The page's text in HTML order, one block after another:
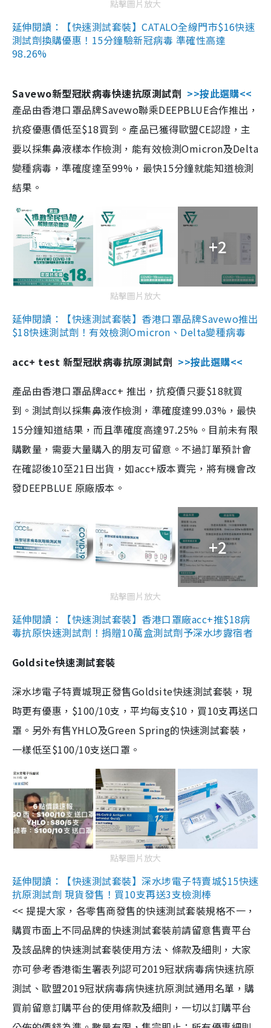
點擊圖片放大
延伸閱讀：【快速測試套裝】CATALO全線門市$16快速
測試劑換購優惠！15分鐘驗新冠病毒 準確性高達
98.26%
Savewo新型冠狀病毒快速抗原測試劑 >>按此選購<<
產品由香港口罩品牌Savewo聯乘DEEPBLUE合作推出，
抗疫優惠價低至$18買到。產品已獲得歐盟CE認證，主
要以採集鼻液樣本作檢測，能有效檢測Omicron及Delta
變種病毒，準確度達至99%，最快15分鐘就能知道檢測
結果。
+2
點擊圖片放大
延伸閱讀：【快速測試套裝】香港口罩品牌Savewo推出
$18快速測試劑！有效檢測Omicron、Delta變種病毒
acc+ test 新型冠狀病毒抗原測試劑 >>按此選購<<
產品由香港口罩品牌acc+ 推出，抗疫價只要$18就買
到。測試劑以採集鼻液作檢測，準確度達99.03%，最快
15分鐘知道結果，而且準確度高達97.25%。目前未有限
購數量，需要大量購入的朋友可留意。不過訂單預計會
在確認後10至21日出貨，如acc+版本賣完，將有機會改
發DEEPBLUE 原廠版本。
+2
點擊圖片放大
延伸閱讀：【快速測試套裝】香港口罩廠acc+推$18病
毒抗原快速測試劑！捐贈10萬盒測試劑予深水埗露宿者
Goldsite快速測試套裝
深水埗電子特賣城現正發售Goldsite快速測試套裝，現
時更有優惠，$100/10支，平均每支$10，買10支再送口
罩。另外有售YHLO及Green Spring的快速測試套裝，
一樣低至$100/10支送口罩。
點擊圖片放大
延伸閱讀：【快速測試套裝】深水埗電子特賣城$15快速
抗原測試劑 現貨發售！買10支再送3支檢測棒
<< 提提大家，各零售商發售的快速測試套裝規格不一，
購買市面上不同品牌的快速測試套裝前請留意售賣平台
及該品牌的快速測試套裝使用方法、條款及細則，大家
亦可參考香港衞生署表列認可2019冠狀病毒病快速抗原
測試、歐盟2019冠狀病毒病快速抗原測試通用名單，購
買前留意訂購平台的使用條款及細則，一切以訂購平台